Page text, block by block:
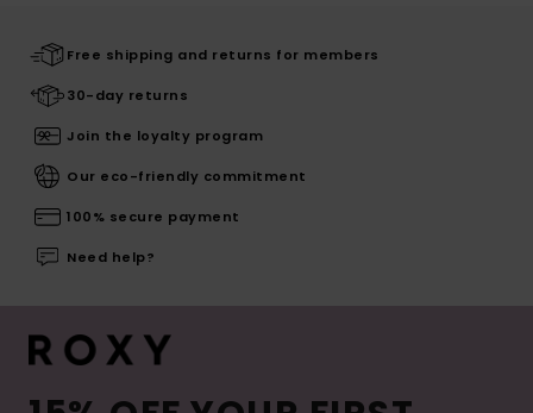
Free shipping and returns for members
30-day returns
Join the loyalty program
Our eco-friendly commitment
100% secure payment
Need help?